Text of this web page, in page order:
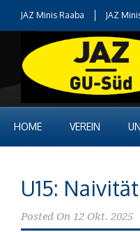
JAZ Minis Raaba JAZ
HOME VEREIN
U15:
Posted On 12 Okt. 2025